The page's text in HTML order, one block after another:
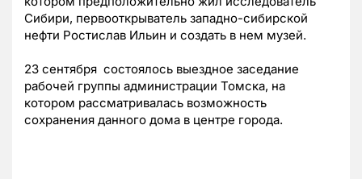
Сибири, первооткрыватель западно-сибирской
нефти Ростислав Ильин и создать в нем музей.
23 сентября состоялось выездное заседание
рабочей группы администрации Томска, на
котором рассматривалась возможность
сохранения данного дома в центре города.